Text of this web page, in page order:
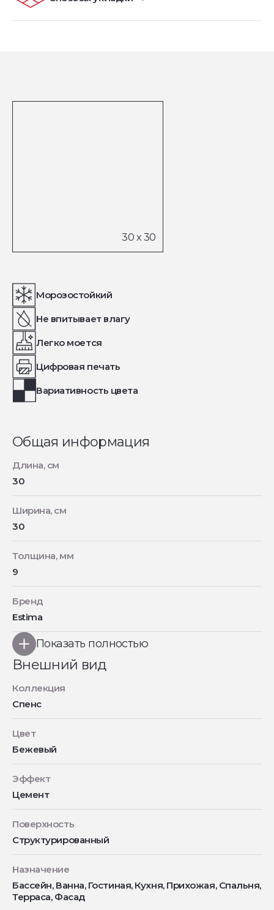
Морозостойкий
Не впитывает влагу
Легко моется
Цифровая печать
Вариативность цвета
Общая информация
Длина, см
30
Ширина, см
30
Толщина, мм
9
Бренд
Estima
Показать полностью
Внешний вид
Коллекция
Спенс
Цвет
Бежевый
Эффект
Цемент
Поверхность
Структурированный
Назначение
Бассейн, Ванна, Гостиная, Кухня, Прихожая, Спальня,
Терраса, Фасад